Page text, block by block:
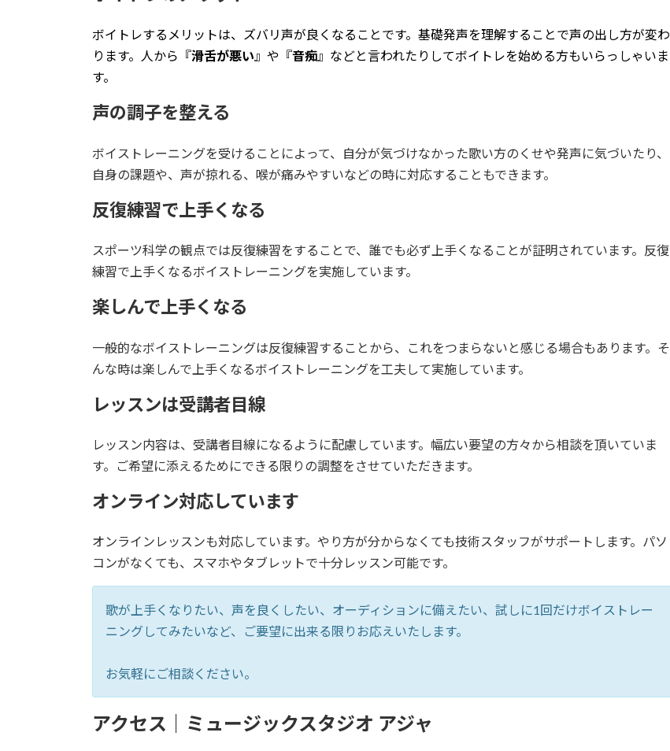
ボイトレするメリットは、ズバリ声が良くなることです。基礎発声を理解することで声の出し方が変わ
ります。人から『滑舌が悪い 』や『音痴』などと言われたりしてボイトレを始める方もいらっしゃいま
す。
声の調子を整える
ボイストレーニングを受けることによって、自分が気づけなかった歌い方のくせや発声に気づいたり、
自身の課題や、声が掠れる、喉が痛みやすいなどの時に対応することもできます。
反復練習で上手くなる
スポーツ科学の観点では反復練習をすることで、誰でも必ず上手くなることが証明されています。反復
練習で上手くなるボイストレーニングを実施しています。
楽しんで上手くなる
一般的なボイストレーニングは反復練習することから、これをつまらないと感じる場合もあります。そ
んな時は楽しんで上手くなるボイストレーニングを工夫して実施しています。
レッスンは受講者目線
レッスン内容は、受講者目線になるように配慮しています。幅広い要望の方々から相談を頂いていま
す。ご希望に添えるためにできる限りの調整をさせていただきます。
オンライン対応しています
オンラインレッスンも対応しています。やり方が分からなくても技術スタッフがサポートします。パソ
コンがなくても、スマホやタブレットで十分レッスン可能です。
歌が上手くなりたい、声を良くしたい、オーディションに備えたい、試しに1回だけボイストレー
ニングしてみたいなど、ご要望に出来る限りお応えいたします。
お気軽にご相談ください。
アクセス｜ ミュージックスタジオ アジャ